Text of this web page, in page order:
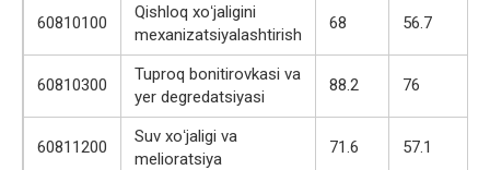
60810100
Qishloq xoʻjaligini
mexanizatsiyalashtirish
68 56.7
60810300
Tuproq bonitirovkasi va
yer degredatsiyasi
88.2 76
60811200
Suv xoʻjaligi va
melioratsiya
71.6 57.1